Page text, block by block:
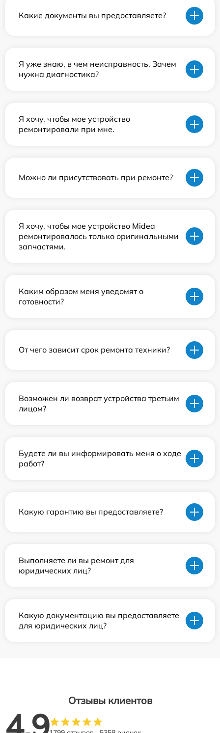
Какие документы вы предоставляете?
Я уже знаю, в чем неисправность. Зачем
нужна диагностика?
Я хочу, чтобы мое устройство
ремонтировали при мне.
Можно ли присутствовать при ремонте?
Я хочу, чтобы мое устройство Midea
ремонтировалось только оригинальными
запчастями.
Каким образом меня уведомят о
готовности?
От чего зависит срок ремонта техники?
Возможен ли возврат устройства третьим
лицом?
Будете ли вы информировать меня о ходе
работ?
Какую гарантию вы предоставляете?
Выполняете ли вы ремонт для
юридических лиц?
Какую документацию вы предоставляете
для юридических лиц?
Отзывы клиентов